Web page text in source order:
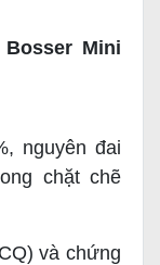
Mini
nguyên đai
chặt chẽ
và chứng